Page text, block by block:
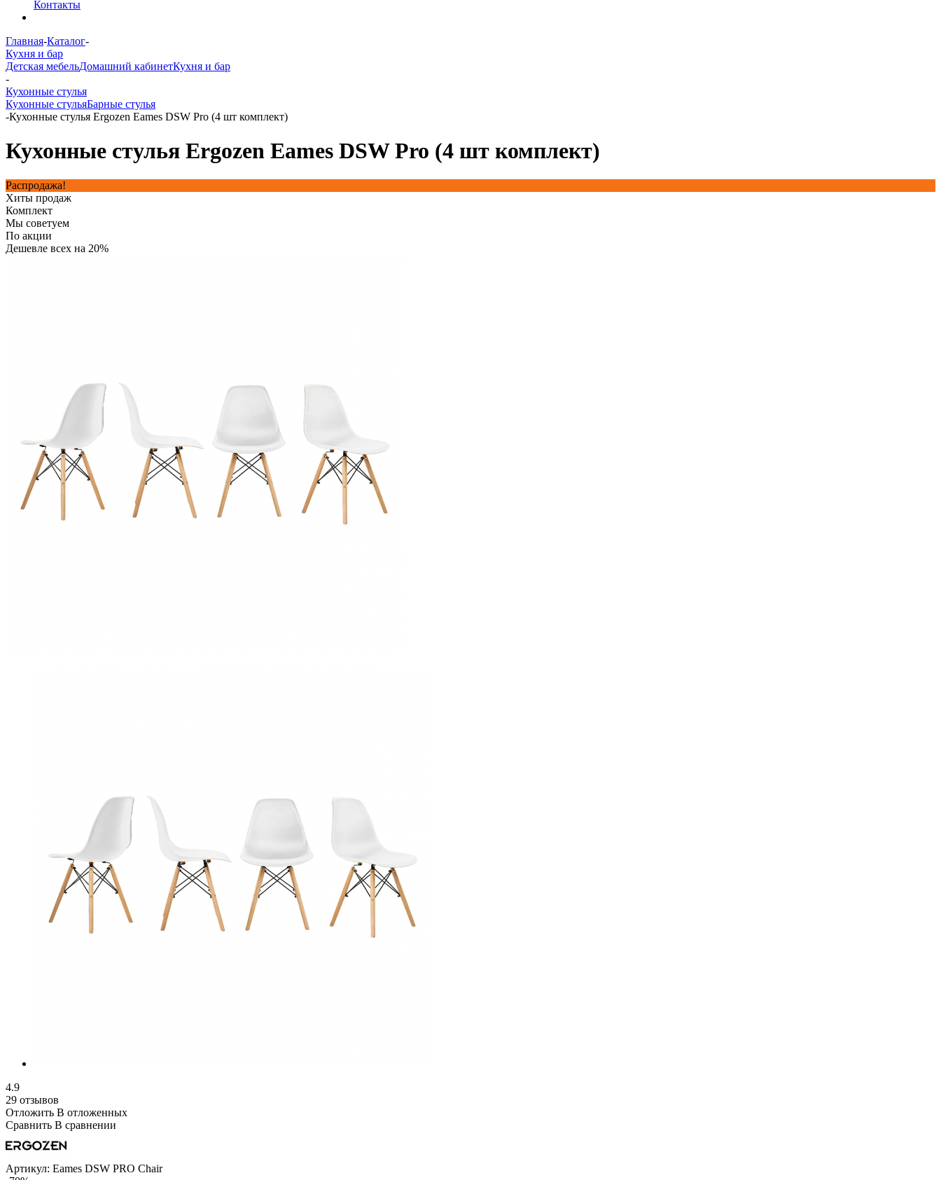
Контакты
Главная-Каталог-
Кухня и бар
Детская мебельДомашний кабинетКухня и бар
-
Кухонные стулья
Кухонные стульяБарные стулья
-Кухонные стулья Ergozen Eames DSW Pro (4 шт комплект)
Кухонные стулья Ergozen Eames DSW Pro (4 шт комплект)
Распродажа!
Хиты продаж
Комплект
Мы советуем
По акции
Дешевле всех на 20%
4.9
29 отзывов
Отложить В отложенных
Сравнить В сравнении
Артикул: Eames DSW PRO Chair